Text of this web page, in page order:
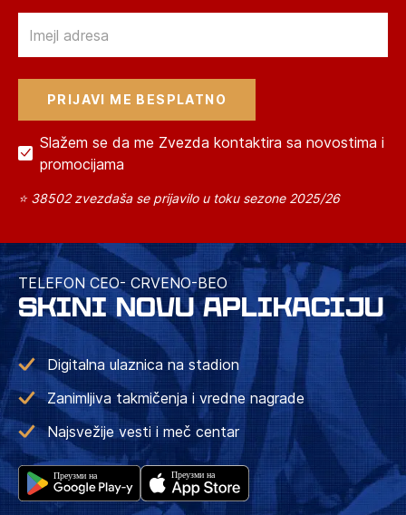
Slažem se da me Zvezda kontaktira sa novostima i
promocijama
⭐ 38502 zvezdaša se prijavilo u toku sezone 2025/26
TELEFON CEO- CRVENO-BEO
SKINI NOVU APLIKACIJU
Digitalna ulaznica na stadion
Zanimljiva takmičenja i vredne nagrade
Najsvežije vesti i meč centar